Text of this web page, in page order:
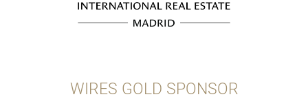
WIRES GOLD SPONSOR